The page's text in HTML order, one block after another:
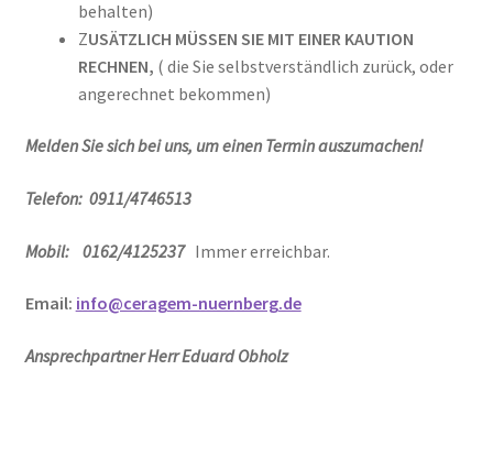
behalten)
ZUSÄTZLICH MÜSSEN SIE MIT EINER KAUTION
RECHNEN, ( die Sie selbstverständlich zurück, oder
angerechnet bekommen)
Melden Sie sich bei uns, um einen Termin auszumachen!
Telefon: 0911/4746513
Mobil: 0162/4125237 Immer erreichbar.
Email: info@ceragem-nuernberg.de
Ansprechpartner Herr Eduard Obholz